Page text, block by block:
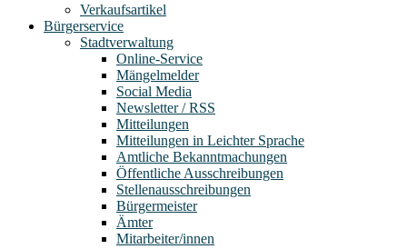
Verkaufsartikel
Bürgerservice
Stadtverwaltung
Online-Service
Mängelmelder
Social Media
Newsletter / RSS
Mitteilungen
Mitteilungen in Leichter Sprache
Amtliche Bekanntmachungen
Öffentliche Ausschreibungen
Stellenausschreibungen
Bürgermeister
Ämter
Mitarbeiter/innen